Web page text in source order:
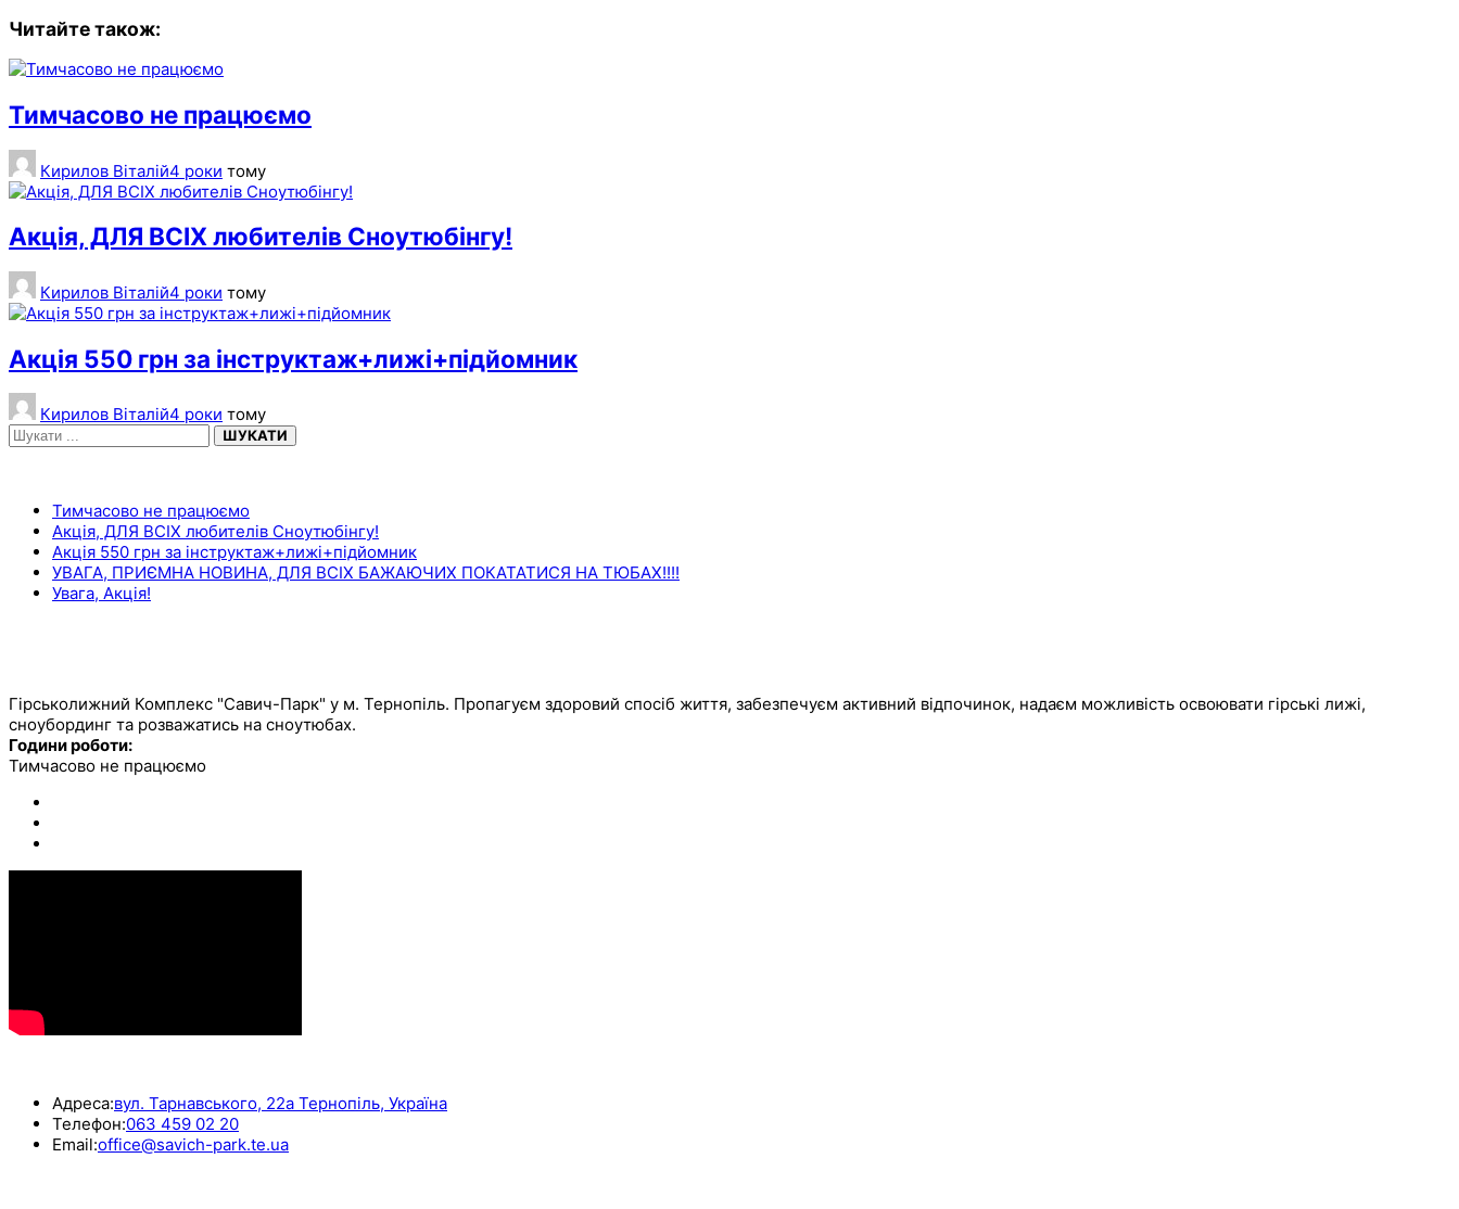
Читайте також:
Тимчасово не працюємо
Кирилов Віталій4 роки тому
Акція, ДЛЯ ВСІХ любителів Сноутюбінгу!
Кирилов Віталій4 роки тому
Акція 550 грн за інструктаж+лижі+підйомник
Кирилов Віталій4 роки тому
ШУКАТИ
Тимчасово не працюємо
Акція, ДЛЯ ВСІХ любителів Сноутюбінгу!
Акція 550 грн за інструктаж+лижі+підйомник
УВАГА, ПРИЄМНА НОВИНА, ДЛЯ ВСІХ БАЖАЮЧИХ ПОКАТАТИСЯ НА ТЮБАХ!!!!
Увага, Акція!
Гірськолижний Комплекс "Савич-Парк" у м. Тернопіль. Пропагуєм здоровий спосіб життя, забезпечуєм активний відпочинок, надаєм можливість освоювати гірські лижі,
сноубординг та розважатись на сноутюбах.
Години роботи:
Тимчасово не працюємо
Адреса:вул. Тарнавського, 22а Тернопіль, Україна
Телефон:063 459 02 20
Email:office@savich-park.te.ua